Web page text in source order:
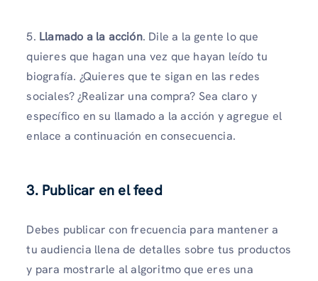
5. Llamado a la acción. Dile a la gente lo que
quieres que hagan una vez que hayan leído tu
biografía. ¿Quieres que te sigan en las redes
sociales? ¿Realizar una compra? Sea claro y
específico en su llamado a la acción y agregue el
enlace a continuación en consecuencia.
3. Publicar en el feed
Debes publicar con frecuencia para mantener a
tu audiencia llena de detalles sobre tus productos
y para mostrarle al algoritmo que eres una